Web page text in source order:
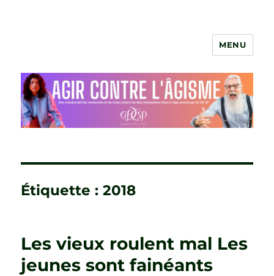
MENU
Étiquette :2018
Les vieux roulent mal Les
jeunes sont fainéants